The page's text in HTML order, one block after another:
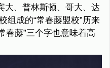
大、普林斯顿、哥大、达
组成的“常春藤盟校”历来
春藤”三个字也意味着高